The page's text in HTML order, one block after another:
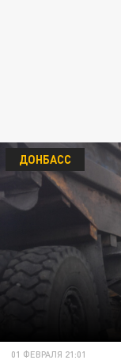
ДОНБАСС
01 ФЕВРАЛЯ 21:01